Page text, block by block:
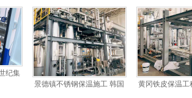
纪集
景德镇不锈钢保温施工 韩国
黄冈铁皮保温工